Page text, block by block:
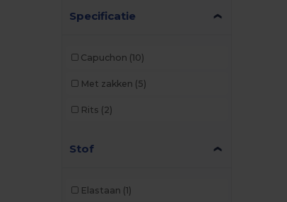
Specificatie
Capuchon (10)
Met zakken (5)
Rits (2)
Stof
Elastaan (1)